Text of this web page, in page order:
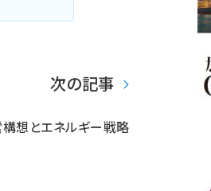
次の記事
想とエネルギー戦略